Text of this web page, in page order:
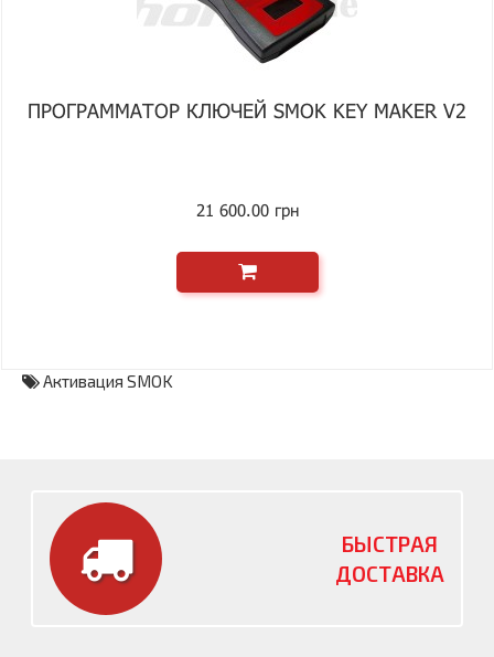
ПРОГРАММАТОР КЛЮЧЕЙ SMOK KEY MAKER V2
21 600.00 грн
Активация SMOK
БЫСТРАЯ
ДОСТАВКА